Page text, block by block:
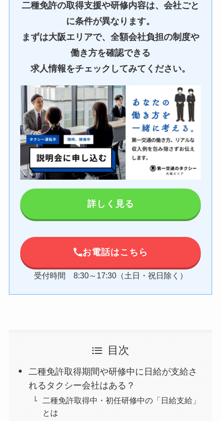
二種免許の取得支援や研修内容は、会社ごと
に条件が異なります。
まずは大阪エリアで、全額会社負担の制度や
働き方を確認できる
求人情報をチェックしてみてください。
詳しく見る
お電話はこちら
受付時間 8:30～17:30（土日・祝日除く）
目次
二種免許取得期間や研修中に日給が支給さ
れるタクシー会社はある？
二種免許取得中・初任研修中の「日給支給」
とは